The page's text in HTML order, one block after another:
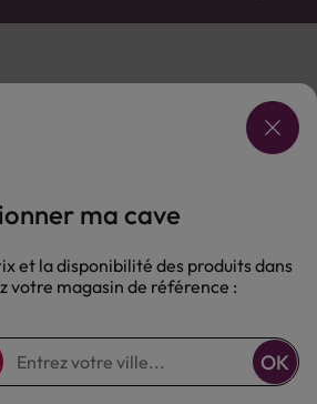
Contactez votre caviste pour plus de renseignements.
POUR LA SANTÉ, À CONSOMMER AVEC MODÉRATION.
ma cave
et la disponibilité des produits dans
votre magasin de référence :
OK